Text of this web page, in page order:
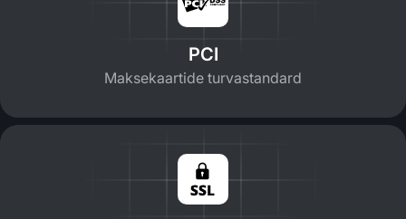
PCI
Maksekaartide turvastandard